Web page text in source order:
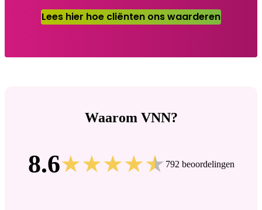
Lees hier hoe cliënten ons waarderen
Waarom VNN?
8.6 792 beoordelingen